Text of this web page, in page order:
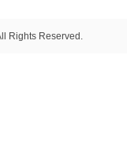
Rights Reserved.